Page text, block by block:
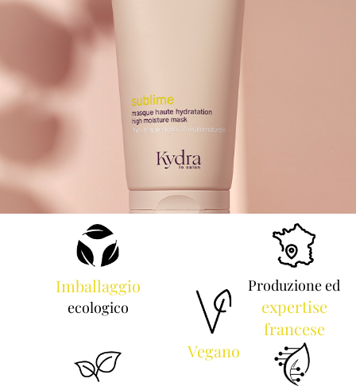
Imballaggio
ecologico
Produzione ed
expertise
francese
Vegano